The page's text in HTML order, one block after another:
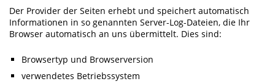
Der Provider der Seiten erhebt und speichert automatisch
Informationen in so genannten Server-Log-Dateien, die Ihr
Browser automatisch an uns übermittelt. Dies sind:
Browsertyp und Browserversion
verwendetes Betriebssystem